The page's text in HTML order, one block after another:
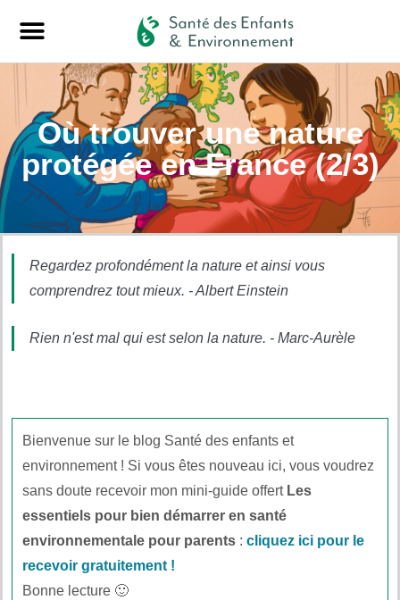
Où trouver une nature
protégée en France (2/3)
Regardez profondément la nature et ainsi vous
comprendrez tout mieux. - Albert Einstein
Rien n'est mal qui est selon la nature. - Marc-Aurèle
Bienvenue sur le blog Santé des enfants et
environnement ! Si vous êtes nouveau ici, vous voudrez
sans doute recevoir mon mini-guide offert Les
essentiels pour bien démarrer en santé
environnementale pour parents :cliquez ici pour le
recevoir gratuitement !
Bonne lecture 🙂